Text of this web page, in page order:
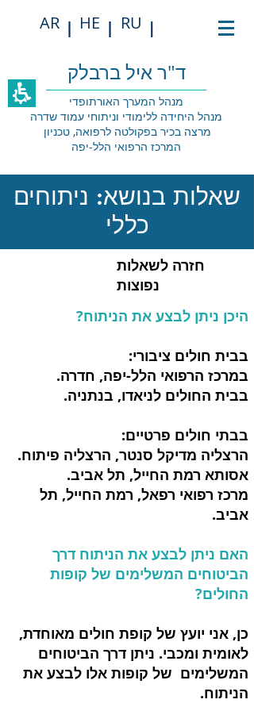
אנטר
כדי
לעבור
|
RU
|
HE
|
AR
ד"ר איל ברבלק
מנהל המערך האורתופדי
מנהל היחידה ללימודי וניתוחי עמוד שדרה
מרצה בכיר בפקולטה לרפואה, טכניון
המרכז הרפואי הלל-יפה
שאלות בנושא: ניתוחים
כללי
חזרה לשאלות
נפוצות
היכן ניתן לבצע את הניתוח?
בבית חולים ציבורי:
במרכז הרפואי הלל-יפה, חדרה.
בבית החולים לניאדו, בנתניה.
בבתי חולים פרטיים:
הרצליה מדיקל סנטר, הרצליה פיתוח.
אסותא רמת החייל, תל אביב.
מרכז רפואי רפאל, רמת החייל, תל
אביב.
האם ניתן לבצע את הניתוח דרך
הביטוחים המשלימים של קופות
החולים?
כן, אני יועץ של קופת חולים מאוחדת,
לאומית ומכבי. ניתן דרך הביטוחים
המשלימים של קופות אלו לבצע את
הניתוח.